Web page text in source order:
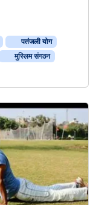
पतंजली योग
मुस्लिम संगठन